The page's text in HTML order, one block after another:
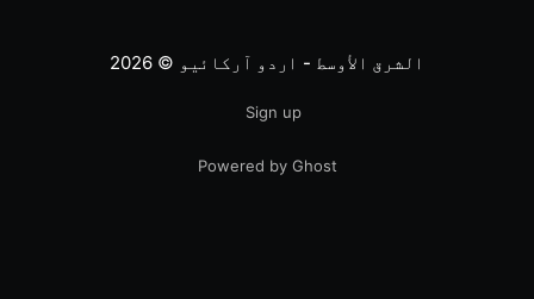
الشرق الأوسط - اردو آرکائیو © 2026
Sign up
Powered by Ghost